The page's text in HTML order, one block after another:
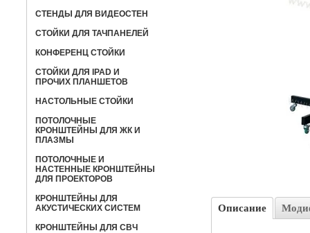
СТЕНДЫ ДЛЯ ВИДЕОСТЕН
СТОЙКИ ДЛЯ ТАЧПАНЕЛЕЙ
КОНФЕРЕНЦ СТОЙКИ
CТОЙКИ ДЛЯ IPAD И
ПРОЧИХ ПЛАНШЕТОВ
НАСТОЛЬНЫЕ СТОЙКИ
ПОТОЛОЧНЫЕ
КРОНШТЕЙНЫ ДЛЯ ЖК И
ПЛАЗМЫ
ПОТОЛОЧНЫЕ И
НАСТЕННЫЕ КРОНШТЕЙНЫ
ДЛЯ ПРОЕКТОРОВ
КРОНШТЕЙНЫ ДЛЯ
АКУСТИЧЕСКИХ СИСТЕМ
КРОНШТЕЙНЫ ДЛЯ СВЧ
Описание